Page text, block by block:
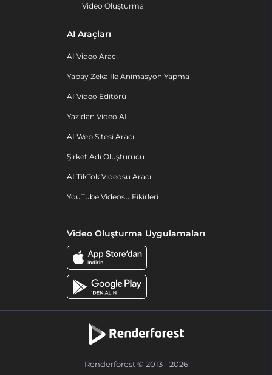
Video Oluşturma
AI Araçları
AI Video Aracı
Yapay Zeka Ile Animasyon Yapma
AI Video Editörü
Yazıdan Video AI
AI Web Sitesi Aracı
Şirket Adı Oluşturucu
AI TikTok Videosu Aracı
YouTube Videosu Fikirleri
Video Oluşturma Uygulamaları
Renderforest © 2013 - 2026